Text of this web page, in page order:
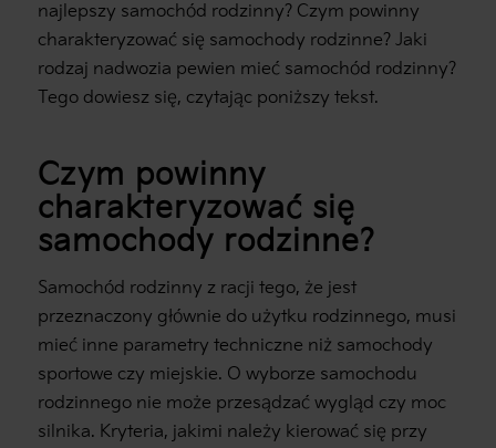
najlepszy samochód rodzinny? Czym powinny
charakteryzować się samochody rodzinne? Jaki
rodzaj nadwozia pewien mieć samochód rodzinny?
Tego dowiesz się, czytając poniższy tekst.
Czym powinny
charakteryzować się
samochody rodzinne?
Samochód rodzinny z racji tego, że jest
przeznaczony głównie do użytku rodzinnego, musi
mieć inne parametry techniczne niż samochody
sportowe czy miejskie. O wyborze samochodu
rodzinnego nie może przesądzać wygląd czy moc
silnika. Kryteria, jakimi należy kierować się przy